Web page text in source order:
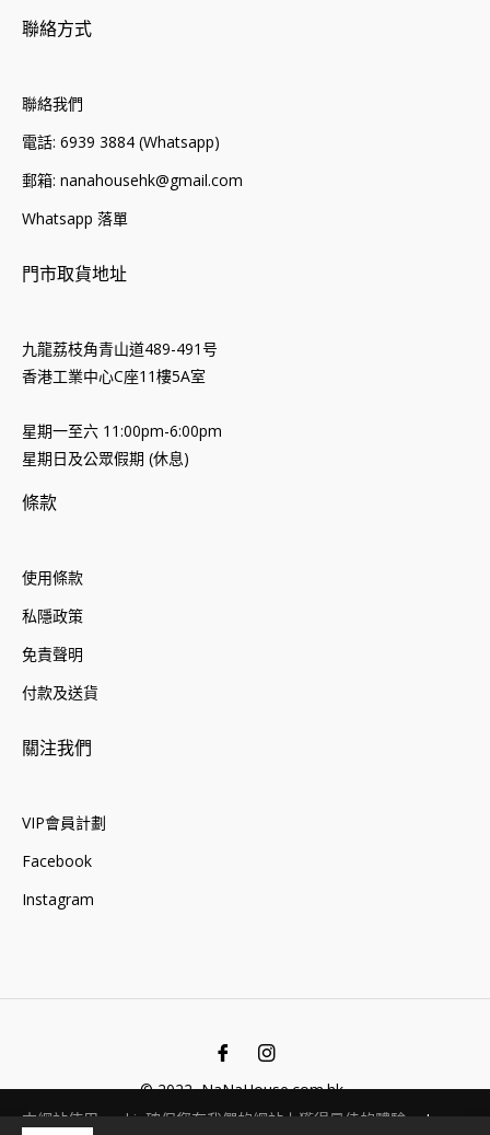
聯絡方式
聯絡我們
電話: 6939 3884 (Whatsapp)
郵箱: nanahousehk@gmail.com
Whatsapp 落單
門市取貨地址
九龍荔枝角青山道489-491号
香港工業中心C座11樓5A室
星期一至六 11:00pm-6:00pm
星期日及公眾假期 (休息)
條款
使用條款
私隱政策
免責聲明
付款及送貨
關注我們
VIP會員計劃
Facebook
Instagram
Ins
© 2022, NaNaHouse.com.hk .
本網站使用cookie確保您在我們的網站上獲得最佳的體驗。 Learn